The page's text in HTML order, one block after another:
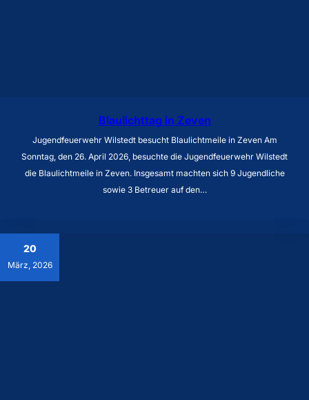
Blaulichttag in Zeven
Jugendfeuerwehr Wilstedt besucht Blaulichtmeile in Zeven Am
Sonntag, den 26. April 2026, besuchte die Jugendfeuerwehr Wilstedt
die Blaulichtmeile in Zeven. Insgesamt machten sich 9 Jugendliche
sowie 3 Betreuer auf den…
20
März, 2026